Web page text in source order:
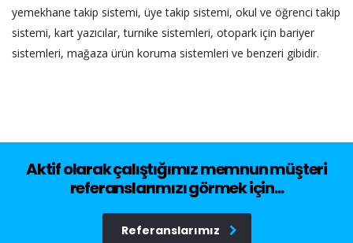
yemekhane takip sistemi, üye takip sistemi, okul ve öğrenci takip
sistemi, kart yazıcılar, turnike sistemleri, otopark için bariyer
sistemleri, mağaza ürün koruma sistemleri ve benzeri gibidir.
Aktif olarak çalıştığımız memnun müşteri
referanslarımızı görmek için...
Referanslarımız